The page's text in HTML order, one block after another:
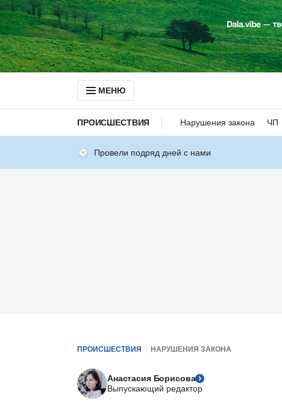
МЕНЮ
ПРОИСШЕСТВИЯ Нарушения закона ЧП
Провели подряд дней с нами
ПРОИСШЕСТВИЯ НАРУШЕНИЯ ЗАКОНА
Анастасия Борисова
Выпускающий редактор